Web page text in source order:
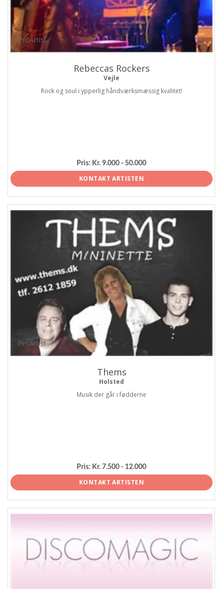
ProArtist
Rebeccas Rockers
Vejle
Rock og soul i ypperlig håndværksmæssig kvalitet!
Pris: Kr. 9.000 - 50.000
KONTAKT ARTISTEN
ProArtist
Thems
Holsted
Musik der går i fødderne
Pris: Kr. 7.500 - 12.000
KONTAKT ARTISTEN